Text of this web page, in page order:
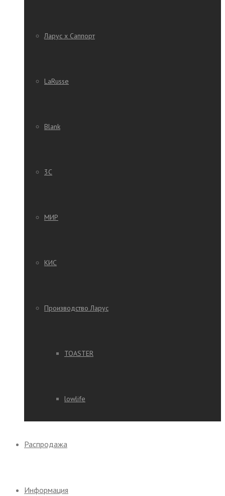
Ларус х Саппорт
LaRusse
Blank
3C
МИР
КИС
Производство Ларус
TOASTER
lowlife
Распродажа
Информация